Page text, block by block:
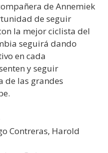
de Annemiek
de seguir
la mejor ciclista del
seguirá dando
en cada
y seguir
de las grandes
Contreras, Harold